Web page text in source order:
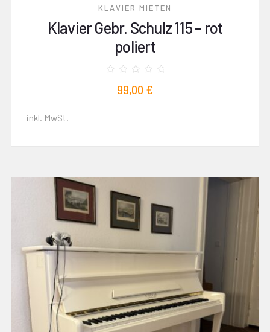
KLAVIER MIETEN
Klavier Gebr. Schulz 115 – rot
poliert
99,00 €
inkl. MwSt.